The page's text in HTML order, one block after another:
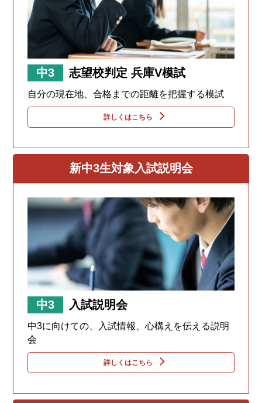
中3 志望校判定 兵庫V模試
自分の現在地、合格までの距離を把握する模試
詳しくはこちら
新中3生対象入試説明会
中3 入試説明会
中3に向けての、入試情報、心構えを伝える説明
会
詳しくはこちら